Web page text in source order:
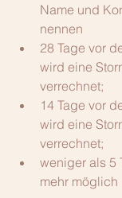
Name und
nennen
28 Tage vor
wird eine
verrechnet;
14 Tage vor
wird eine
verrechnet;
weniger als 5
mehr möglich